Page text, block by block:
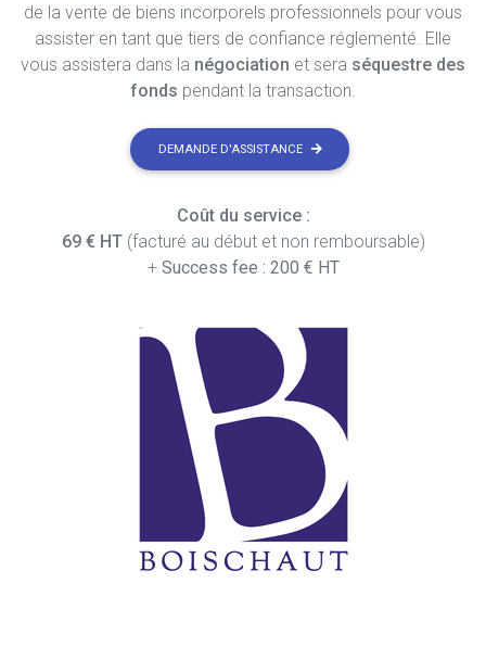
de la vente de biens incorporels professionnels pour vous
assister en tant que tiers de confiance réglementé. Elle
vous assistera dans la négociation et sera séquestre des
fonds pendant la transaction.
DEMANDE D'ASSISTANCE
Coût du service :
69 € HT(facturé au début et non remboursable)
+ Success fee : 200 € HT